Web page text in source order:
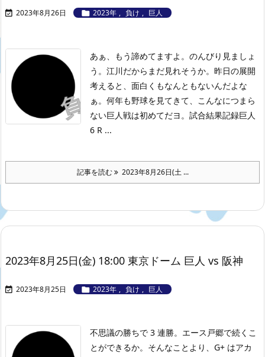
 2023年8月26日  2023年 , 負け , 巨人
あぁ、もう諦めてますよ。のんびり見ましょ
う。江川だからまだ見れそうか。昨日の展開
考えると、面白くもなんともないんだよな
ぁ。何年も野球を見てきて、こんなにつまら
ない巨人戦は初めてだヨ。 試合結果記録巨人
6 R ...
記事を読む 2023年8月26日(土 ...
2023年8月25日(金) 18:00 東京ドーム 巨人 vs 阪神
 2023年8月25日  2023年 , 負け , 巨人
不思議の勝ちで 3 連勝。エース戸郷で続くこ
とができるか。そんなことより、G+ はアカ